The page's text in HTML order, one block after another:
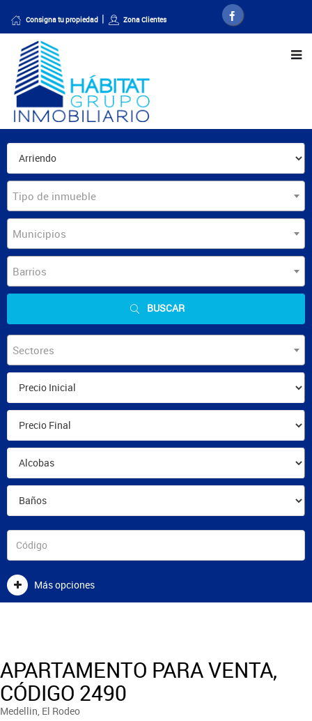
Consigna tu propiedad Zona Clientes
Tipo de inmueble
Municipios
Barrios
BUSCAR
Sectores
Más opciones
APARTAMENTO PARA VENTA,
CÓDIGO 2490
Medellin, El Rodeo